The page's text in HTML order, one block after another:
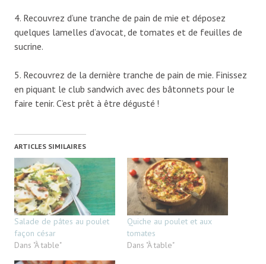
4. Recouvrez d’une tranche de pain de mie et déposez
quelques lamelles d’avocat, de tomates et de feuilles de
sucrine.
5. Recouvrez de la dernière tranche de pain de mie. Finissez
en piquant le club sandwich avec des bâtonnets pour le
faire tenir. C’est prêt à être dégusté !
ARTICLES SIMILAIRES
Salade de pâtes au poulet
façon césar
Dans "À table"
Quiche au poulet et aux
tomates
Dans "À table"